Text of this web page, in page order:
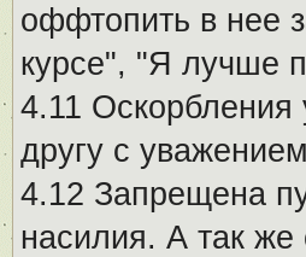
оффтопить в нее
курсе", "Я лучше
4.11 Оскорбления
другу с
4.12 Запрещена
насилия. А так